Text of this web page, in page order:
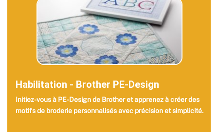
Habilitation - Brother PE-Design
Initiez-vous à PE-Design de Brother et apprenez à créer des
motifs de broderie personnalisés avec précision et simplicité.